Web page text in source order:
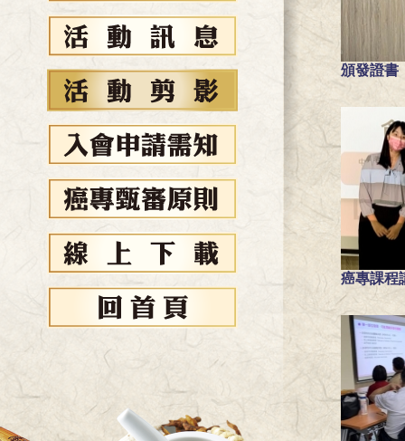
頒發證書
癌專課程